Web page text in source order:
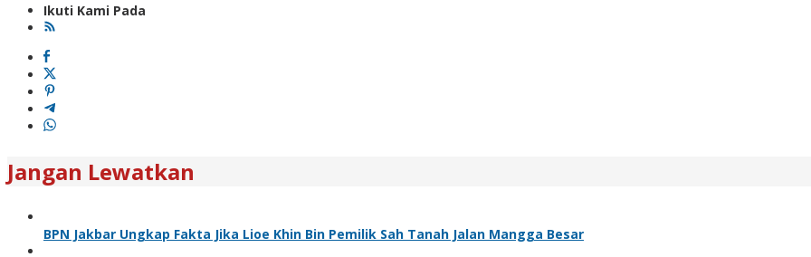
Ikuti Kami Pada
Jangan Lewatkan
BPN Jakbar Ungkap Fakta Jika Lioe Khin Bin Pemilik Sah Tanah Jalan Mangga Besar